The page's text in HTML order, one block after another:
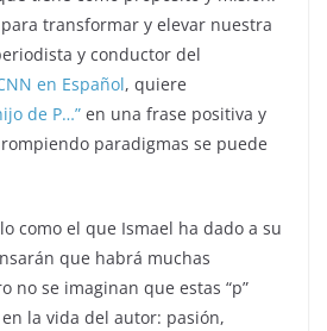
transformar y elevar nuestra
y conductor del
en Español, quiere
de P…” en una frase positiva y
paradigmas se puede
como el que Ismael ha dado a su
que habrá muchas
no se imaginan que estas “p”
la vida del autor: pasión,